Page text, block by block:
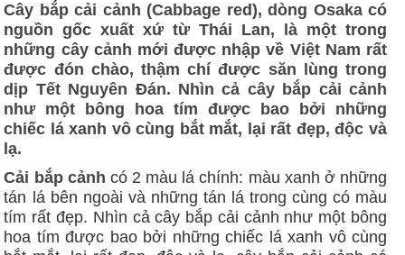
Cây bắp cải cảnh (Cabbage red), dòng Osaka có
nguồn gốc xuất xứ từ Thái Lan, là một trong
những cây cảnh mới được nhập về Việt Nam rất
được đón chào, thậm chí được săn lùng trong
dịp Tết Nguyên Đán. Nhìn cả cây bắp cải cảnh
như một bông hoa tím được bao bởi những
chiếc lá xanh vô cùng bắt mắt, lại rất đẹp, độc và
lạ.
Cải bắp cảnh có 2 màu lá chính: màu xanh ở những
tán lá bên ngoài và những tán lá trong cùng có màu
tím rất đẹp. Nhìn cả cây bắp cải cảnh như một bông
hoa tím được bao bởi những chiếc lá xanh vô cùng